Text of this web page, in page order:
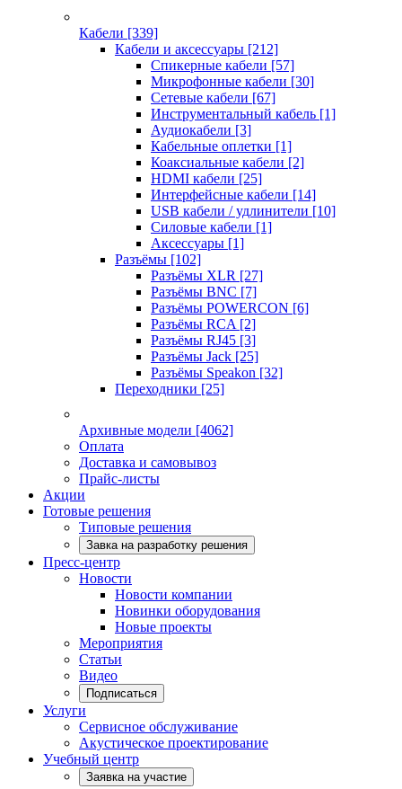
Кабели [339]
Кабели и аксессуары [212]
Спикерные кабели [57]
Микрофонные кабели [30]
Сетевые кабели [67]
Инструментальный кабель [1]
Аудиокабели [3]
Кабельные оплетки [1]
Коаксиальные кабели [2]
HDMI кабели [25]
Интерфейсные кабели [14]
USB кабели / удлинители [10]
Силовые кабели [1]
Аксессуары [1]
Разъёмы [102]
Разъёмы XLR [27]
Разъёмы BNC [7]
Разъёмы POWERCON [6]
Разъёмы RCA [2]
Разъёмы RJ45 [3]
Разъёмы Jack [25]
Разъёмы Speakon [32]
Переходники [25]
Архивные модели [4062]
Оплата
Доставка и самовывоз
Прайс-листы
Акции
Готовые решения
Типовые решения
Завка на разработку решения
Пресс-центр
Новости
Новости компании
Новинки оборудования
Новые проекты
Мероприятия
Статьи
Видео
Подписаться
Услуги
Сервисное обслуживание
Акустическое проектирование
Учебный центр
Заявка на участие